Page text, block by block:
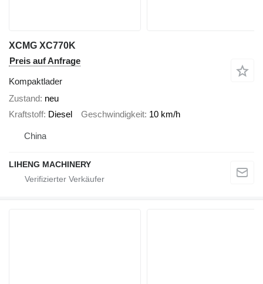
XCMG XC770K
Preis auf Anfrage
Kompaktlader
Zustand neu
Kraftstoff Diesel Geschwindigkeit 10 km/h
China
LIHENG MACHINERY